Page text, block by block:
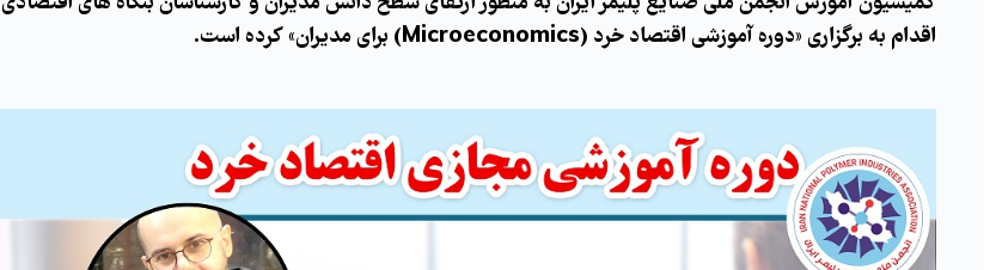
اقدام به برگزاری «دوره آموزشی اقتصاد خرد (Microeconomics) برای مدیران» کرده است.